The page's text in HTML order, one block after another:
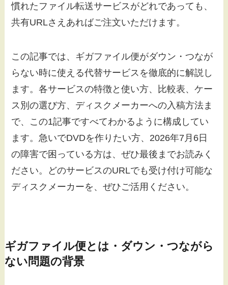
慣れたファイル転送サービスがどれであっても、
共有URLさえあればご注文いただけます。
この記事では、ギガファイル便がダウン・つなが
らない時に使える代替サービスを徹底的に解説し
ます。各サービスの特徴と使い方、比較表、ケー
ス別の選び方、ディスクメーカーへの入稿方法ま
で、この1記事ですべてわかるように構成してい
ます。急いでDVDを作りたい方、2026年7月6日
の障害で困っている方は、ぜひ最後までお読みく
ださい。どのサービスのURLでも受け付け可能な
ディスクメーカーを、ぜひご活用ください。
ギガファイル便とは・ダウン・つながら
ない問題の背景